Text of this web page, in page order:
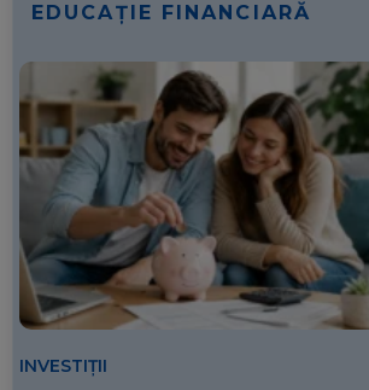
EDUCAȚIE FINANCIARĂ
INVESTIȚII